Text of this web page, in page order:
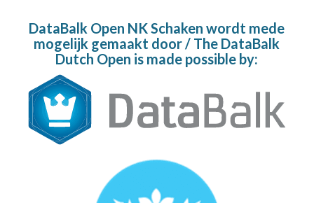
DataBalk Open NK Schaken wordt mede
mogelijk gemaakt door / The DataBalk
Dutch Open is made possible by: